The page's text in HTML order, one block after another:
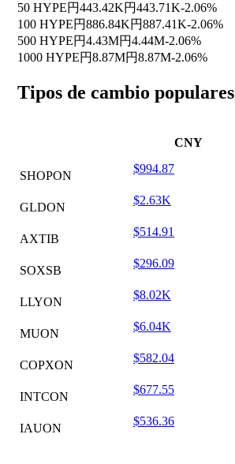
50 HYPE円443.42K円443.71K-2.06%
100 HYPE円886.84K円887.41K-2.06%
500 HYPE円4.43M円4.44M-2.06%
1000 HYPE円8.87M円8.87M-2.06%
Tipos de cambio populares
CNY
SHOPON
$994.87
GLDON
$2.63K
AXTIB
$514.91
SOXSB
$296.09
LLYON
$8.02K
MUON
$6.04K
COPXON
$582.04
INTCON
$677.55
IAUON
$536.36